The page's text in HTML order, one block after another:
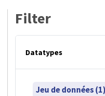
Filter
Datatypes
Jeu de données (1)